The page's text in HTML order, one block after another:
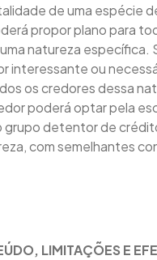
de uma espécie
propor plano para
natureza específica.
interessante ou
os credores dessa
poderá optar pela
grupo detentor de
com semelhantes
LIMITAÇÕES E